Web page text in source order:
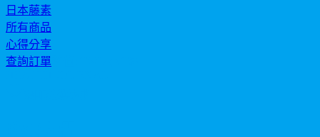
日本藤素
所有商品
心得分享
查詢訂單